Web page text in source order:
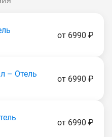
от 6990 ₽
– Отель
от 6990 ₽
от 6990 ₽